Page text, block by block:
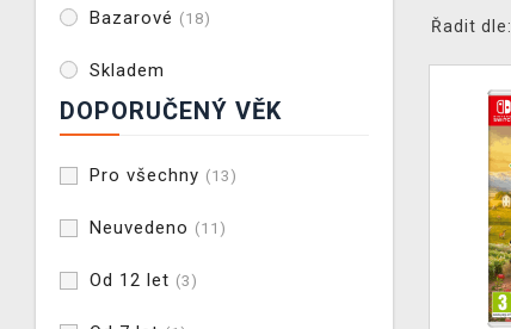
Bazarové (18)
Skladem
DOPORUČENÝ VĚK
Pro všechny (13)
Neuvedeno (11)
Od 12 let (3)
Řadit dle: